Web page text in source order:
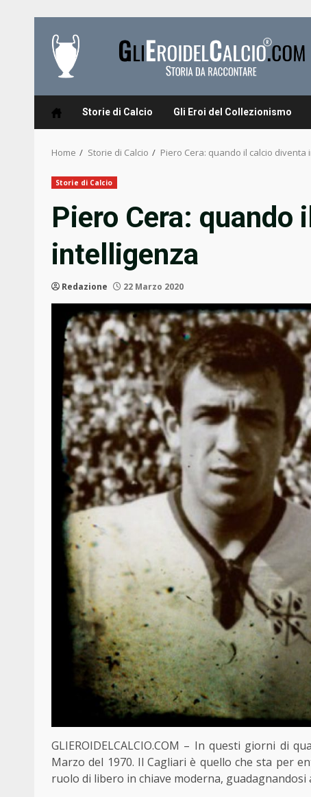
content
Storie di Calcio Gli Eroi del Collezionismo
Home Storie di Calcio Piero Cera: quando il calcio diventa
Storie di Calcio
Piero Cera: quando
intelligenza
Redazione 22 Marzo 2020
GLIEROIDELCALCIO.COM – In questi giorni di
Marzo del 1970. Il Cagliari è quello che sta per
ruolo di libero in chiave moderna, guadagnandosi